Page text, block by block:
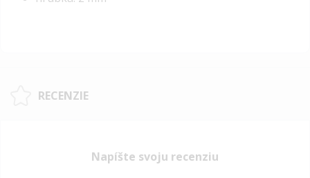
RECENZIE
Napíšte svoju recenziu